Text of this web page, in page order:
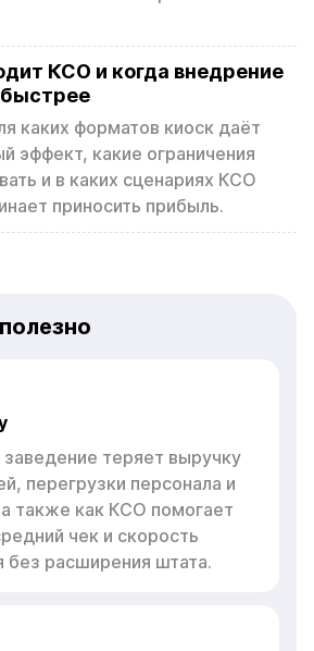
КСО и когда внедрение
каких форматов киоск даёт
эффект, какие ограничения
и в каких сценариях КСО
приносить прибыль.
теряет выручку
перегрузки персонала и
также как КСО помогает
чек и скорость
без расширения штата.